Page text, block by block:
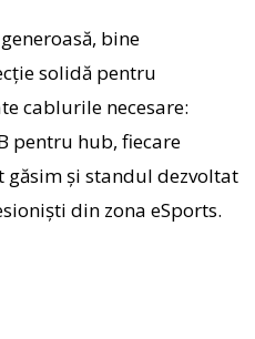
bine
solidă pentru
cablurile necesare:
pentru hub, fiecare
și standul dezvoltat
din zona eSports.